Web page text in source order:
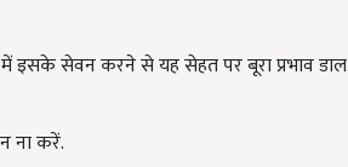
इसके सेवन करने से यह सेहत पर बूरा प्रभाव डाल
ना करें.